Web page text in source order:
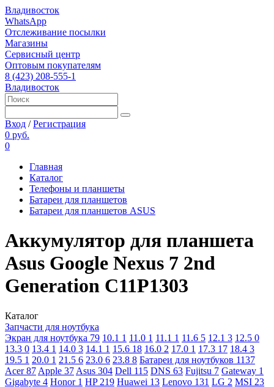
Владивосток
WhatsApp
Отслеживание посылки
Магазины
Сервисный центр
Оптовым покупателям
8 (423) 208-555-1
Владивосток
Вход /Регистрация
0 руб.
0
Главная
Каталог
Телефоны и планшеты
Батареи для планшетов
Батареи для планшетов ASUS
Аккумулятор для планшета
Asus Google Nexus 7 2nd
Generation C11P1303
Каталог
Запчасти для ноутбука
Экран для ноутбука 79 10.1 1 11.0 1 11.1 1 11.6 5 12.1 3 12.5 0
13.3 0 13.4 1 14.0 3 14.1 1 15.6 18 16.0 2 17.0 1 17.3 17 18.4 3
19.5 1 20.0 1 21.5 6 23.0 6 23.8 8 Батареи для ноутбуков 1137
Acer87 Apple 37 Asus 304 Dell 115 DNS 63 Fujitsu 7 Gateway 1
Gigabyte 4 Honor 1 HP 219 Huawei 13 Lenovo 131 LG 2 MSI 23